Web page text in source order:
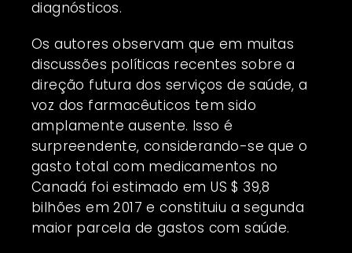
diagnósticos.
Os autores observam que em muitas
discussões políticas recentes sobre a
direção futura dos serviços de saúde, a
voz dos farmacêuticos tem sido
amplamente ausente. Isso é
surpreendente, considerando-se que o
gasto total com medicamentos no
Canadá foi estimado em US $ 39,8
bilhões em 2017 e constituiu a segunda
maior parcela de gastos com saúde.